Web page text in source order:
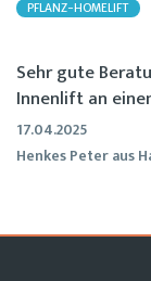
PFLANZ-HOMELIFT
Sehr gute
Innenlift an
17.04.2025
Henkes Peter aus